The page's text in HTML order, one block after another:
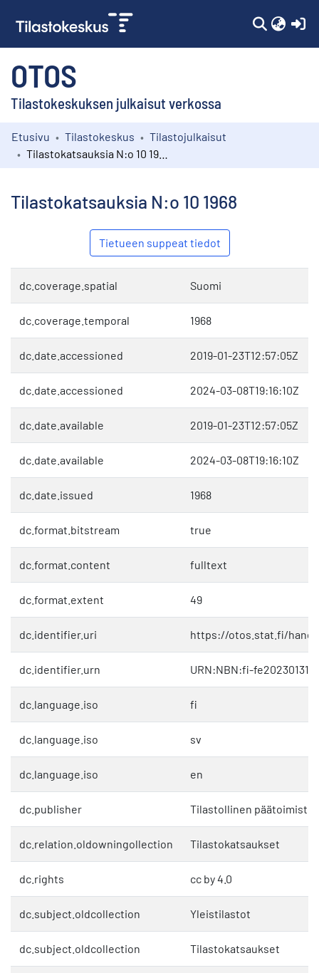
OTOS
Tilastokeskuksen julkaisut verkossa
Kokoelmat
Etusivu Tilastokeskus
Tilastojulkaisut
Tilastokatsauksia N:o 10 1968
Tietueen suppeat tiedot
dc.coverage.spatial Suomi
dc.coverage.temporal 1968
dc.date.accessioned 2019-01-23T12:57:05Z
dc.date.accessioned 2024-03-08T19:16:10Z
dc.date.available 2019-01-23T12:57:05Z
dc.date.available 2024-03-08T19:16:10Z
dc.date.issued 1968
dc.format.bitstream true
dc.format.content fulltext
dc.format.extent 49
dc.identifier.uri https://otos.stat.fi/
dc.identifier.urn URN:NBN:fi-
dc.language.iso fi
dc.language.iso sv
dc.language.iso en
dc.publisher Tilastollinen päätoimisto
dc.relation.oldowningollection Tilastokatsaukset
dc.rights cc by 4.0
dc.subject.oldcollection Yleistilastot
dc.subject.oldcollection Tilastokatsaukset